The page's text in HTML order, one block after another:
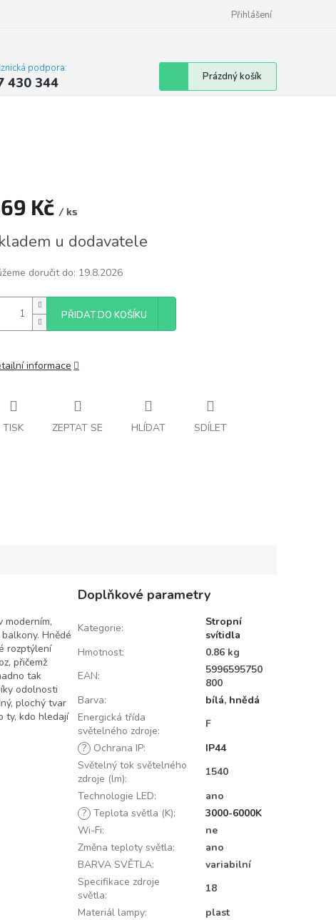
Přihlášení
podpora:
430 344
Nákupní
košík
Prázdný košík
Kč / ks
u dodavatele
doručit do: 19.8.2026
PŘIDAT DO KOŠÍKU
informace
TISK ZEPTAT SE HLÍDAT SDÍLET
moderním,
Hnědé
rozptýlení
přičemž
tak
odolnosti
plochý tvar
ty, kdo hledají
Doplňkové parametry
Kategorie:
Stropní
svítidla
Hmotnost:
0.86 kg
EAN:
5996595750
800
Barva: bílá, hnědá
Energická třída
světelného zdroje:
F
? Ochrana IP:
IP44
Světelný tok světelného
zdroje (lm):
1540
Technologie LED:
ano
? Teplota světla (K):
3000-6000K
Wi-Fi:
ne
Změna teploty světla:
ano
BARVA SVĚTLA:
variabilní
Specifikace zdroje
světla:
18
Materiál lampy:
plast